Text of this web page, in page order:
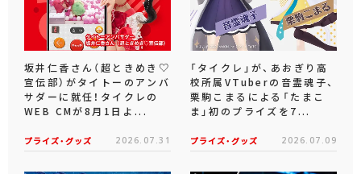
坂井仁香さん（超ときめき♡
宣伝部）がタイトーのアンバ
サダーに就任！タイクレの
WEB CMが8月1日よ...
プライズ・グッズ 2026.07.31
「タイクレ」が、あおぎり高
校所属VTuberの音霊魂子、
栗駒こまるによる「たまこ
ま」初のプライズを7...
プライズ・グッズ 2026.07.09